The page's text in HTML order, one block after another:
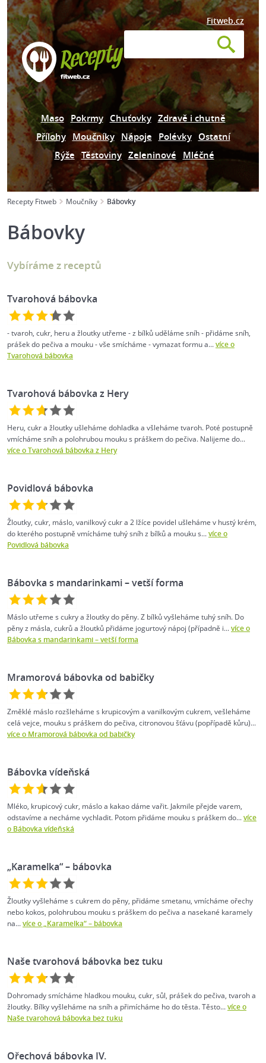
Fitweb.cz
Maso Pokrmy Chuťovky Zdravě i chutně
Přílohy Moučníky Nápoje Polévky Ostatní
Rýže Těstoviny Zeleninové Mléčné
Recepty Fitweb Moučníky Bábovky
Bábovky
Vybíráme z receptů
Tvarohová bábovka
- tvaroh, cukr, heru a žloutky utřeme - z bílků uděláme sníh - přidáme sníh,
prášek do pečiva a mouku - vše smícháme - vymazat formu a...více o
Tvarohová bábovka
Tvarohová bábovka z Hery
Heru, cukr a žloutky ušleháme dohladka a všleháme tvaroh. Poté postupně
vmícháme sníh a polohrubou mouku s práškem do pečiva. Nalijeme do...
více o Tvarohová bábovka z Hery
Povidlová bábovka
Žloutky, cukr, máslo, vanilkový cukr a 2 lžíce povidel ušleháme v hustý krém,
do kterého postupně vmícháme tuhý sníh z bílků a mouku s...více o
Povidlová bábovka
Bábovka s mandarinkami – vetší forma
Máslo utřeme s cukry a žloutky do pěny. Z bílků vyšleháme tuhý sníh. Do
pěny z másla, cukrů a žloutků přidáme jogurtový nápoj (případně i...více o
Bábovka s mandarinkami – vetší forma
Mramorová bábovka od babičky
Změklé máslo rozšleháme s krupicovým a vanilkovým cukrem, vešleháme
celá vejce, mouku s práškem do pečiva, citronovou šťávu (popřípadě kůru)...
více o Mramorová bábovka od babičky
Bábovka vídeňská
Mléko, krupicový cukr, máslo a kakao dáme vařit. Jakmile přejde varem,
odstavíme a necháme vychladit. Potom přidáme mouku s práškem do...více
o Bábovka vídeňská
„Karamelka“ – bábovka
Žloutky vyšleháme s cukrem do pěny, přidáme smetanu, vmícháme ořechy
nebo kokos, polohrubou mouku s práškem do pečiva a nasekané karamely
na...více o „Karamelka“ – bábovka
Naše tvarohová bábovka bez tuku
Dohromady smícháme hladkou mouku, cukr, sůl, prášek do pečiva, tvaroh a
žloutky. Bílky vyšleháme na sníh a přimícháme ho do těsta. Těsto...více o
Naše tvarohová bábovka bez tuku
Ořechová bábovka IV.